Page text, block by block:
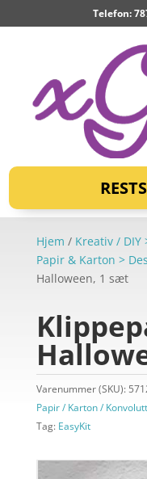
Telefon:
Hjem / Kreativ /
Papir & Karton >
Halloween, 1 sæt
Varenummer (SKU):
Papir / Karton /
Tag: EasyKit